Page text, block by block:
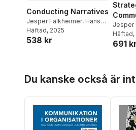
Conducting Narratives
Jesper Falkheimer, Hans
Gennerud,Katarina Gentzel
Sandberg
Häftad, 2025
538 kr
Jesper
Heide
Häftad
691 kr
Du kanske också är